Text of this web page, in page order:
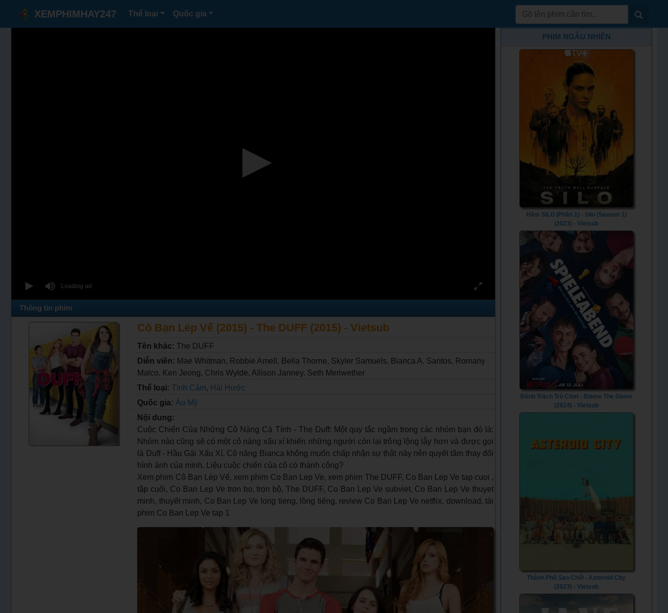
XEMPHIMHAY247 Thể loại Quốc gia
Thông tin phim
Cô Bạn Lép Vế (2015) - The DUFF (2015) - Vietsub
Tên khác:The DUFF
Diễn viên: Mae Whitman, Robbie Amell, Bella Thorne, Skyler Samuels, Bianca A. Santos, Romany
Malco, Ken Jeong, Chris Wylde, Allison Janney, Seth Meriwether
Thể loại:Tình Cảm, Hài Hước
Quốc gia: Âu Mỹ
Nội dung:
Cuộc Chiến Của Những Cô Nàng Cá Tính - The Duff: Một quy tắc ngầm trong các nhóm bạn đó là:
Nhóm nào cũng sẽ có một cô nàng xấu xí khiến những người còn lại trông lộng lẫy hơn và được gọi
là Duff - Hầu Gái Xấu Xí. Cô nàng Bianca không muốn chấp nhận sự thật này nên quyết tâm thay đổi
hình ảnh của mình. Liệu cuộc chiến của cô có thành công?
Xem phim Cô Bạn Lép Vế, xem phim Co Ban Lep Ve, xem phim The DUFF, Co Ban Lep Ve tap cuoi ,
tập cuối, Co Ban Lep Ve tron bo, trọn bộ, The DUFF, Co Ban Lep Ve subviet, Co Ban Lep Ve thuyet
minh, thuyết minh, Co Ban Lep Ve long tieng, lồng tiếng, review Co Ban Lep Ve netflix, download, tải
phim Co Ban Lep Ve tap 1
PHIM NGẪU NHIÊN
Hầm SILO (Phần 1) - Silo (Season 1)
(2023) - Vietsub
Đành Trách Trò Chơi - Blame The Game
(2024) - Vietsub
Thành Phố Sao Chổi - Asteroid City
(2023) - Vietsub